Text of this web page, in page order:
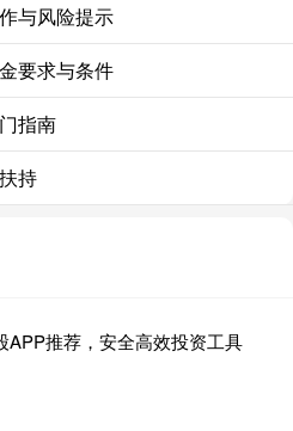
与风险提示
要求与条件
指南
持
APP推荐，安全高效投资工具